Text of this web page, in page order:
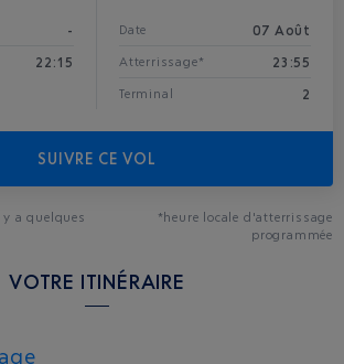
-
22:15
Date 07 Août
Atterrissage* 23:55
Terminal 2
SUIVRE CE VOL
y a quelques
*heure locale d'atterrissage
programmée
VOTRE ITINÉRAIRE